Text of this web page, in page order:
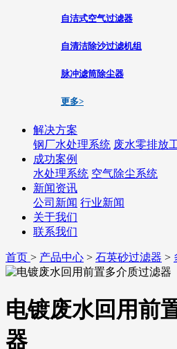
自洁式空气过滤器
自清洁除沙过滤机组
脉冲滤筒除尘器
更多>
解决方案
钢厂水处理系统 废水零排放
成功案例
水处理系统 空气除尘系统
新闻资讯
公司新闻 行业新闻
关于我们
联系我们
首页 > 产品中心 > 石英砂过滤器 >
电镀废水回用前
器